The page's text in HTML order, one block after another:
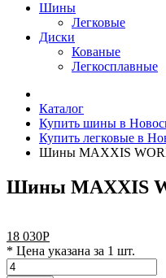
Шины
Легковые
Диски
Кованые
Легкосплавные
Каталог
Купить шины в
Купить легковые в
Шины MAXXIS
Шины MAXXIS
18 030Р
* Цена указана за 1 шт.